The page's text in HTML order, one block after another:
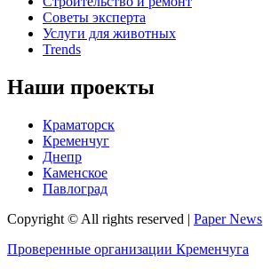
Советы эксперта
Услуги для животных
Trends
Наши проекты
Краматорск
Кременчуг
Днепр
Каменское
Павлоград
Copyright © All rights reserved | Paper News
Проверенные организации Кременчуга